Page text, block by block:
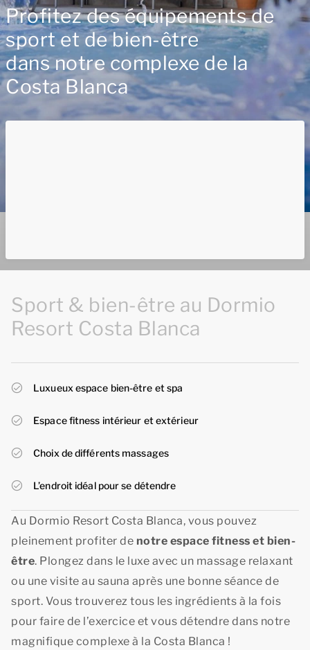
Profitez des équipements de
sport et de bien-être
dans notre complexe de la
Costa Blanca
Sport & bien-être au Dormio
Resort Costa Blanca
Luxueux espace bien-être et spa
Espace fitness intérieur et extérieur
Choix de différents massages
L’endroit idéal pour se détendre
Au Dormio Resort Costa Blanca, vous pouvez
pleinement profiter de notre espace fitness et bien-
être. Plongez dans le luxe avec un massage relaxant
ou une visite au sauna après une bonne séance de
sport. Vous trouverez tous les ingrédients à la fois
pour faire de l’exercice et vous détendre dans notre
magnifique complexe à la Costa Blanca !